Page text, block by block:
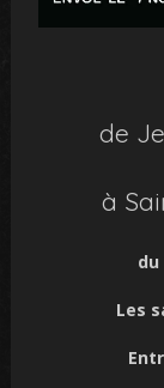
de
à
du
Les